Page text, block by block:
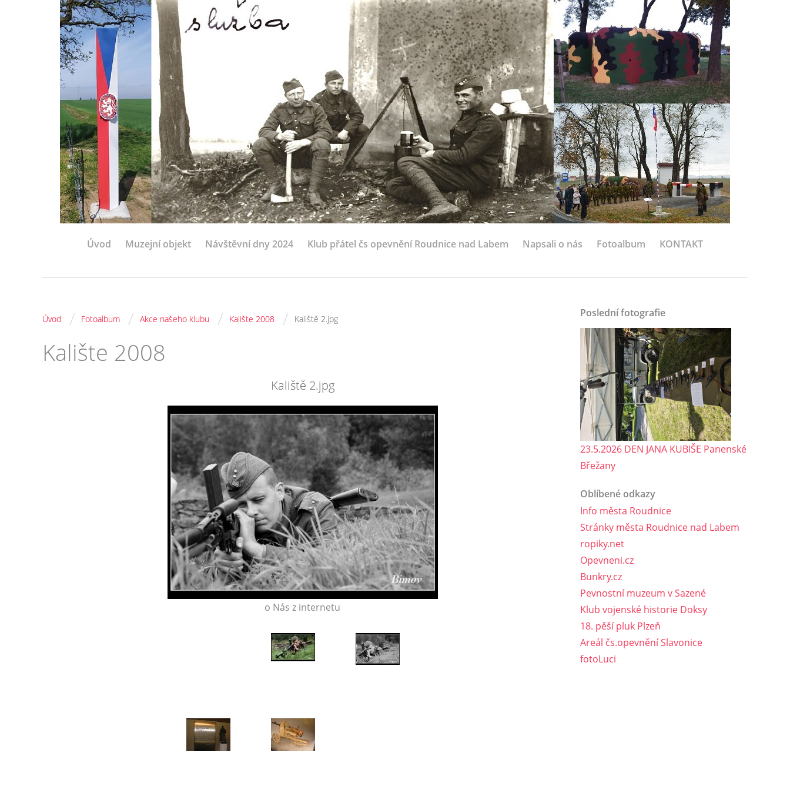
Úvod Muzejní objekt Návštěvní dny 2024 Klub přátel čs opevnění Roudnice nad Labem Napsali o nás Fotoalbum KONTAKT
Úvod / Fotoalbum / Akce našeho klubu / Kalište 2008 / Kaliště 2.jpg
Kalište 2008
Kaliště 2.jpg
o Nás z internetu
Poslední fotografie
23.5.2026 DEN JANA KUBIŠE Panenské
Břežany
Oblíbené odkazy
Info města Roudnice
Stránky města Roudnice nad Labem
ropiky.net
Opevneni.cz
Bunkry.cz
Pevnostní muzeum v Sazené
Klub vojenské historie Doksy
18. pěší pluk Plzeň
Areál čs.opevnění Slavonice
fotoLuci